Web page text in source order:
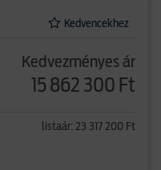
Kedvencekhez
Kedvezményes ár
15 862 300 Ft
listaár: 23 317 200 Ft